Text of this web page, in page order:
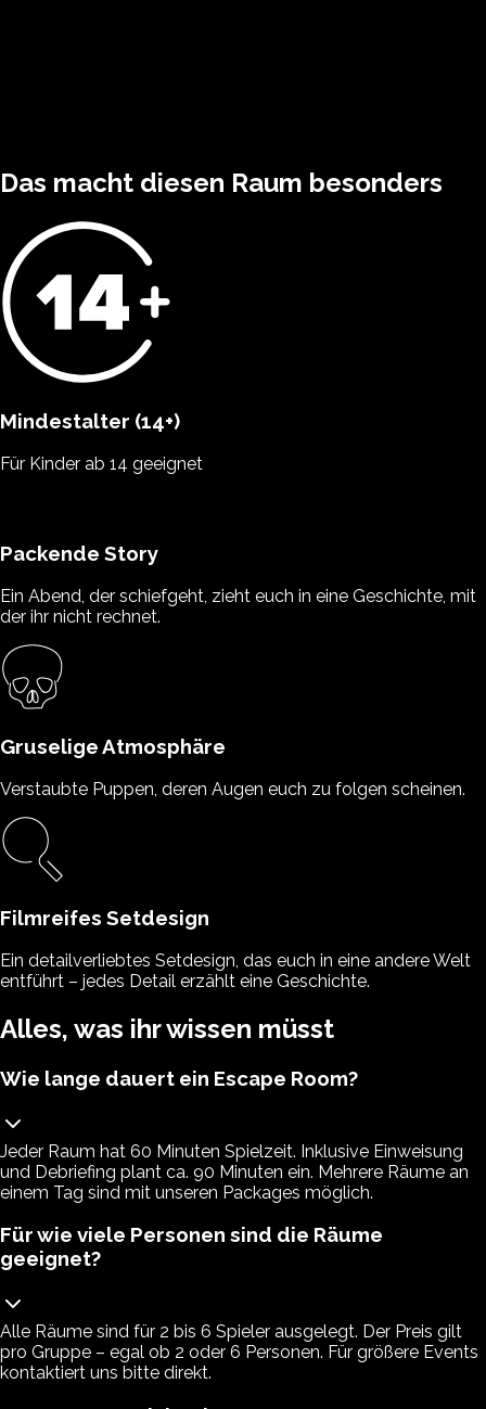
Das macht diesen Raum besonders
Mindestalter (14+)
Für Kinder ab 14 geeignet
Packende Story
Ein Abend, der schiefgeht, zieht euch in eine Geschichte, mit
der ihr nicht rechnet.
Gruselige Atmosphäre
Verstaubte Puppen, deren Augen euch zu folgen scheinen.
Filmreifes Setdesign
Ein detailverliebtes Setdesign, das euch in eine andere Welt
entführt – jedes Detail erzählt eine Geschichte.
Alles, was ihr wissen müsst
Wie lange dauert ein Escape Room?
Jeder Raum hat 60 Minuten Spielzeit. Inklusive Einweisung
und Debriefing plant ca. 90 Minuten ein. Mehrere Räume an
einem Tag sind mit unseren Packages möglich.
Für wie viele Personen sind die Räume
geeignet?
Alle Räume sind für 2 bis 6 Spieler ausgelegt. Der Preis gilt
pro Gruppe – egal ob 2 oder 6 Personen. Für größere Events
kontaktiert uns bitte direkt.